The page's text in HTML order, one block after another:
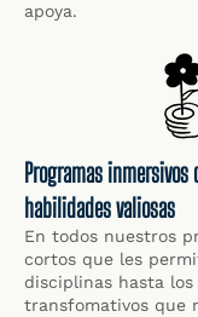
apoya.
Programas
habilidades valiosas
En todos nuestros
cortos que les
disciplinas hasta los
transfomativos que